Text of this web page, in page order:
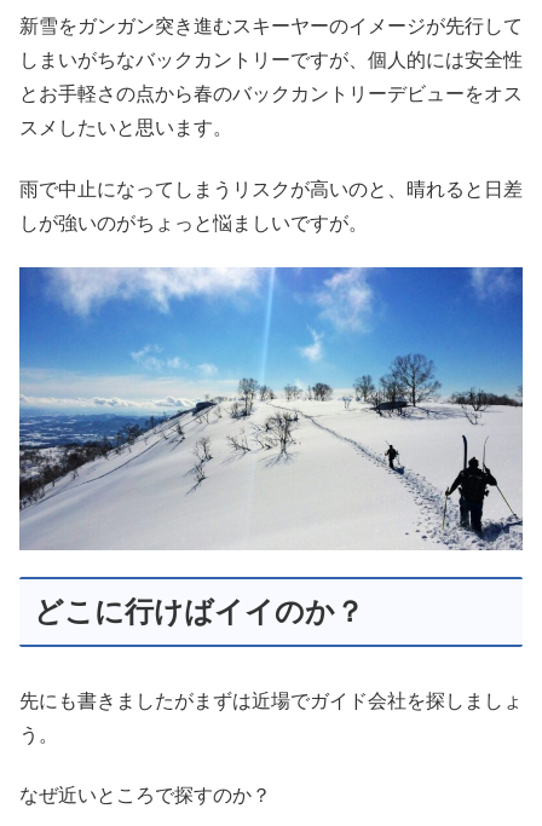
新雪をガンガン突き進むスキーヤーのイメージが先行して
しまいがちなバックカントリーですが、個人的には安全性
とお手軽さの点から春のバックカントリーデビューをオス
スメしたいと思います。
雨で中止になってしまうリスクが高いのと、晴れると日差
しが強いのがちょっと悩ましいですが。
どこに行けばイイのか？
先にも書きましたがまずは近場でガイド会社を探しましょ
う。
なぜ近いところで探すのか？